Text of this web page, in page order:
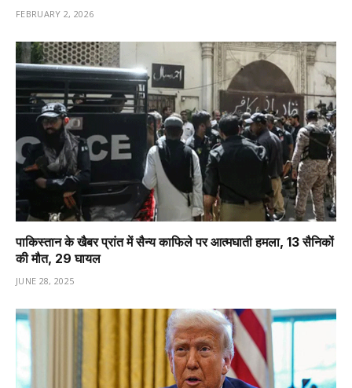
FEBRUARY 2, 2026
पाकिस्तान के खैबर प्रांत में सैन्य काफिले पर आत्मघाती हमला, 13 सैनिकों
की मौत, 29 घायल
JUNE 28, 2025